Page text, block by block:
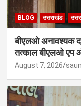
BLOG उत्तराखंड
बीएलओ अनावश्यक
तत्काल बीएलओ
August 7, 2026